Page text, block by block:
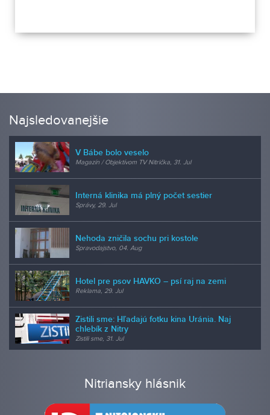
Najsledovanejšie
V Bábe bolo veselo
Magazín / Objektívom TV Nitrička, 31. Jul
Interná klinika má plný počet sestier
Správy, 29. Jul
Nehoda zničila sochu pri kostole
Spravodajstvo, 04. Aug
Hotel pre psov HAVKO – psí raj na zemi
Reklama, 29. Jul
Zistili sme: Hľadajú fotku kina Uránia. Naj
chlebík z Nitry
Zistili sme, 31. Jul
Nitriansky hlásnik